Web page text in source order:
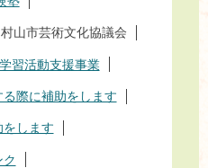
村山市芸術文化協議会
習活動支援事業
際に補助をします
をします